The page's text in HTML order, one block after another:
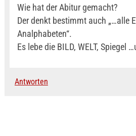
Wie hat der Abitur gemacht?
Der denkt bestimmt auch „…alle
Analphabeten“.
Es lebe die BILD, WELT, Spiegel
Antworten